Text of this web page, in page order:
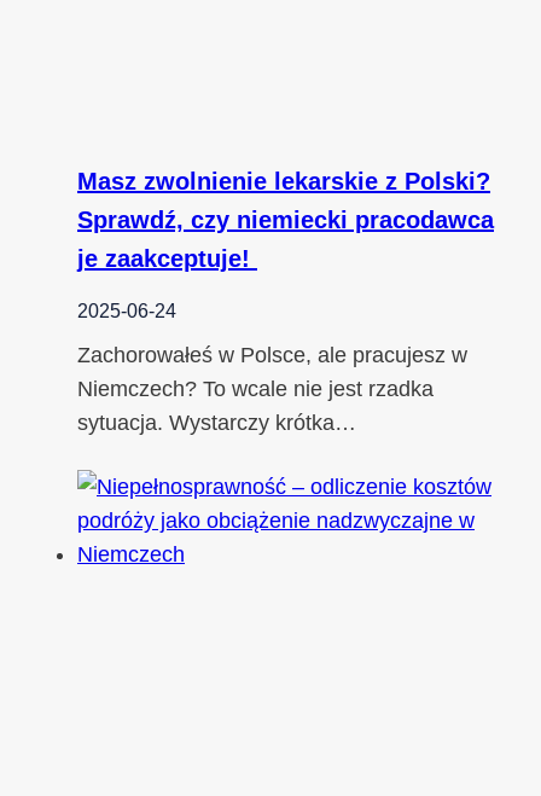
Masz zwolnienie lekarskie z Polski?
Sprawdź, czy niemiecki pracodawca
je zaakceptuje!
2025-06-24
Zachorowałeś w Polsce, ale pracujesz w
Niemczech? To wcale nie jest rzadka
sytuacja. Wystarczy krótka…